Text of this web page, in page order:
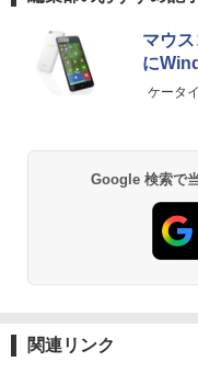
マウ
に
ケータ
Google 検索で
関連リンク